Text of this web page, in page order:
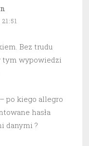
Bez trudu
tym wypowiedzi
po kiego allegro
hasła
danymi ?